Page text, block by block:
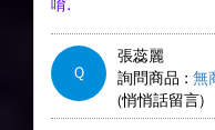
唷.
Q
張蕊麗
詢問商品 : 無
(悄悄話留言)